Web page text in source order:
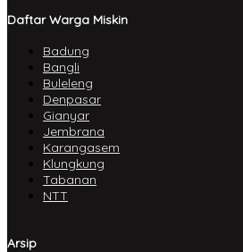
Daftar Warga Miskin
Badung
Bangli
Buleleng
Denpasar
Gianyar
Jembrana
Karangasem
Klungkung
Tabanan
NTT
Arsip